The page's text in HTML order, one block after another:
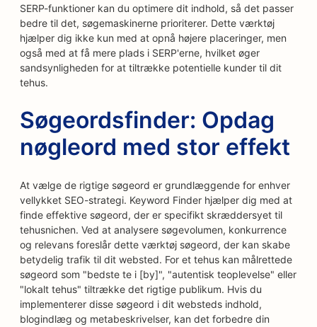
SERP-funktioner kan du optimere dit indhold, så det passer
bedre til det, søgemaskinerne prioriterer. Dette værktøj
hjælper dig ikke kun med at opnå højere placeringer, men
også med at få mere plads i SERP'erne, hvilket øger
sandsynligheden for at tiltrække potentielle kunder til dit
tehus.
Søgeordsfinder: Opdag
nøgleord med stor effekt
At vælge de rigtige søgeord er grundlæggende for enhver
vellykket SEO-strategi. Keyword Finder hjælper dig med at
finde effektive søgeord, der er specifikt skræddersyet til
tehusnichen. Ved at analysere søgevolumen, konkurrence
og relevans foreslår dette værktøj søgeord, der kan skabe
betydelig trafik til dit websted. For et tehus kan målrettede
søgeord som "bedste te i [by]", "autentisk teoplevelse" eller
"lokalt tehus" tiltrække det rigtige publikum. Hvis du
implementerer disse søgeord i dit websteds indhold,
blogindlæg og metabeskrivelser, kan det forbedre din